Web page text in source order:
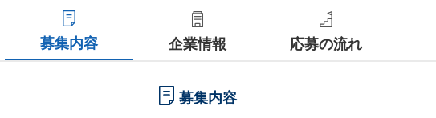
募集内容 企業情報 応募の流れ
募集内容